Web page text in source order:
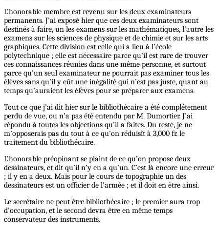
L’honorable membre est revenu sur les deux examinateurs
permanents. J’ai exposé hier que ces deux examinateurs sont
destinés à faire, un les examens sur les mathématiques, l’autre les
examens sur les sciences de physique et de chimie et sur les arts
graphiques. Cette division est celle qui a lieu à l’école
polytechnique ; elle est nécessaire parce qu’il est rare de trouver
ces connaissances réunies dans une même personne, et surtout
parce qu’un seul examinateur ne pourrait pas examiner tous les
élèves sans qu’il y eût une inégalité qui n’est pas juste, quant au
temps qu’auraient les élèves pour se préparer aux examens.
Tout ce que j’ai dit hier sur le bibliothécaire a été complétement
perdu de vue, ou n’a pas été entendu par M. Dumortier. J’ai
répondu à toutes les objections qu’il a faites. Du reste, je ne
m’opposerais pas du tout à ce qu’on réduisît à 3,000 fr. le
traitement du bibliothécaire.
L’honorable préopinant se plaint de ce qu’on propose deux
dessinateurs, et dit qu’il n’y en a qu’un. C’est là encore une erreur
; il y en a deux. Mais pour le cours de topographie un des
dessinateurs est un officier de l’armée ; et il doit en être ainsi.
Le secrétaire ne peut être bibliothécaire ; le premier aura trop
d’occupation, et le second devra être en même temps
conservateur des instruments.